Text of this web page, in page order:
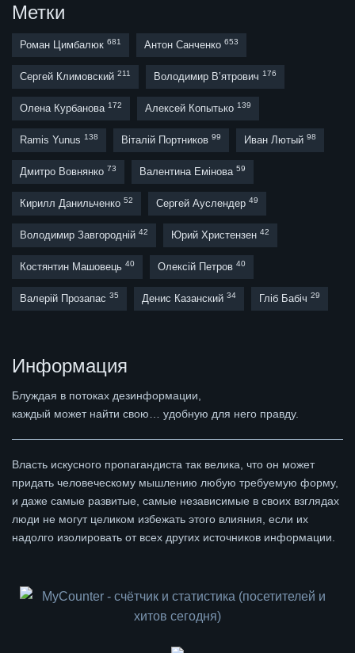
Метки
Роман Цимбалюк 681 Антон Санченко 653
Сергей Климовский 211 Володимир В’ятрович 176
Олена Курбанова 172 Алексей Копытько 139
Ramis Yunus 138 Віталій Портников 99 Иван Лютый 98
Дмитро Вовнянко 73 Валентина Емінова 59
Кирилл Данильченко 52 Сергей Ауслендер 49
Володимир Завгородній 42 Юрий Христензен 42
Костянтин Машовець 40 Олексій Петров 40
Валерій Прозапас 35 Денис Казанский 34 Гліб Бабіч 29
Информация
Блуждая в потоках дезинформации,
каждый может найти свою… удобную для него правду.
Власть искусного пропагандиста так велика, что он может
придать человеческому мышлению любую требуемую форму,
и даже самые развитые, самые независимые в своих взглядах
люди не могут целиком избежать этого влияния, если их
надолго изолировать от всех других источников информации.